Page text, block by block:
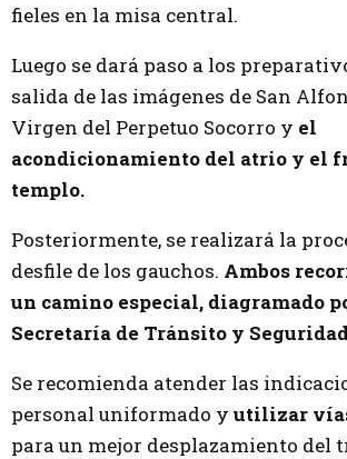
fieles en la misa central.
Luego se dará paso a los
salida de las imágenes de San
Virgen del Perpetuo Socorro y el
acondicionamiento del atrio y el
templo.
Posteriormente, se realizará la
desfile de los gauchos. Ambos
un camino especial, diagramado
Secretaría de Tránsito y
Se recomienda atender las
personal uniformado y utilizar
para un mejor desplazamiento del